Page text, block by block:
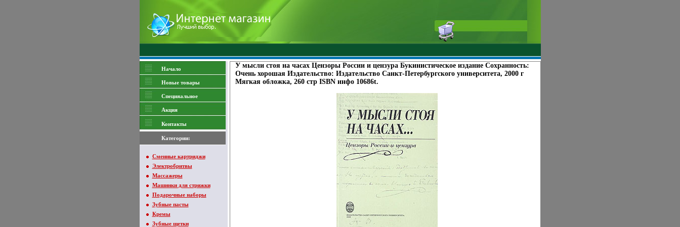
Начало
Новые товары
Специяальное
Акция
Контакты
Категории:
Сменные картриджи
Электробритвы
Массажеры
Машинки для стрижки
Подарочные наборы
Зубные пасты
Кремы
Зубные щетки
У мысли стоя на часах Цензоры России и цензура Букинистическое издание Сохранность:
Очень хорошая Издательство: Издательство Санкт-Петербургского университета, 2000 г
Мягкая обложка, 260 стр ISBN инфо 10686t.